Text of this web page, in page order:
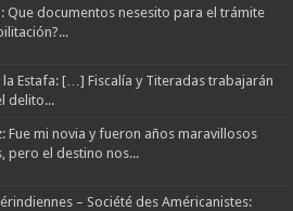
Que documentos nesesito para el trámite
la Estafa: […] Fiscalía y Titeradas trabajarán
delito...
Fue mi novia y fueron años maravillosos
pero el destino nos...
– Société des Américanistes: